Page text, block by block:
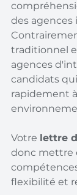
des agences
traditionnel
agences
candidats
rapidement
Votre lettre
donc mettre
flexibilité et